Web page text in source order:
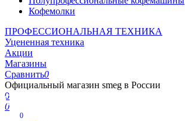
Кофемолки
ПРОФЕССИОНАЛЬНАЯ ТЕХНИКА
Уцененная техника
Акции
Магазины
Сравнить0
Официальный магазин smeg в России
0
0
0